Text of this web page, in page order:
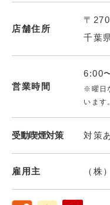
店舗住所
〒
千葉
営業時間
6:00
※曜日
います
受動喫煙対策 対策
雇用主 （株